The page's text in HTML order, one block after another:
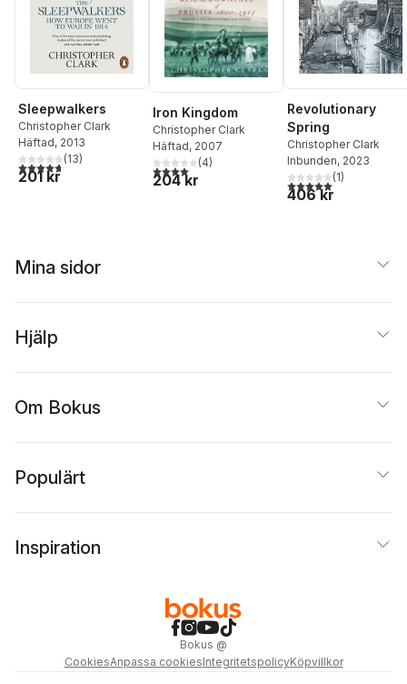
Sleepwalkers
Christopher Clark
Häftad, 2013
4,7utav 5 stjärnor. Totalt antal röster:
(13)
201 kr
Iron Kingdom
Christopher Clark
Häftad, 2007
4,0utav 5 stjärnor. Totalt antal röster:
(4)
204 kr
Revolutionary
Spring
Christopher Clark
Inbunden, 2023
5,0utav 5 stjärnor.
(1)
406 kr
Mina sidor
Hjälp
Om Bokus
Populärt
Inspiration
Bokus @
CookiesAnpassa cookiesIntegritetspolicyKöpvillkor